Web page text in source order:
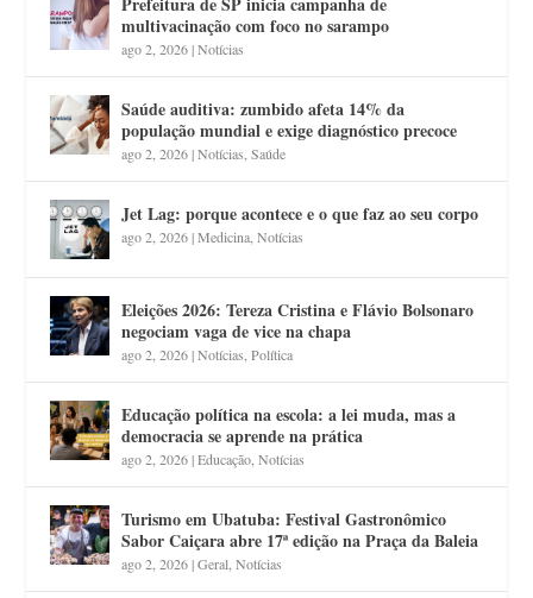
multivacinação com foco no sarampo
ago 2, 2026|Notícias
Saúde auditiva: zumbido afeta 14% da
população mundial e exige diagnóstico precoce
ago 2, 2026|Notícias ,Saúde
Jet Lag: porque acontece e o que faz ao seu corpo
ago 2, 2026|Medicina ,Notícias
Eleições 2026: Tereza Cristina e Flávio Bolsonaro
negociam vaga de vice na chapa
ago 2, 2026|Notícias ,Política
Educação política na escola: a lei muda, mas a
democracia se aprende na prática
ago 2, 2026|Educação ,Notícias
Turismo em Ubatuba: Festival Gastronômico
Sabor Caiçara abre 17ª edição na Praça da Baleia
ago 2, 2026|Geral ,Notícias